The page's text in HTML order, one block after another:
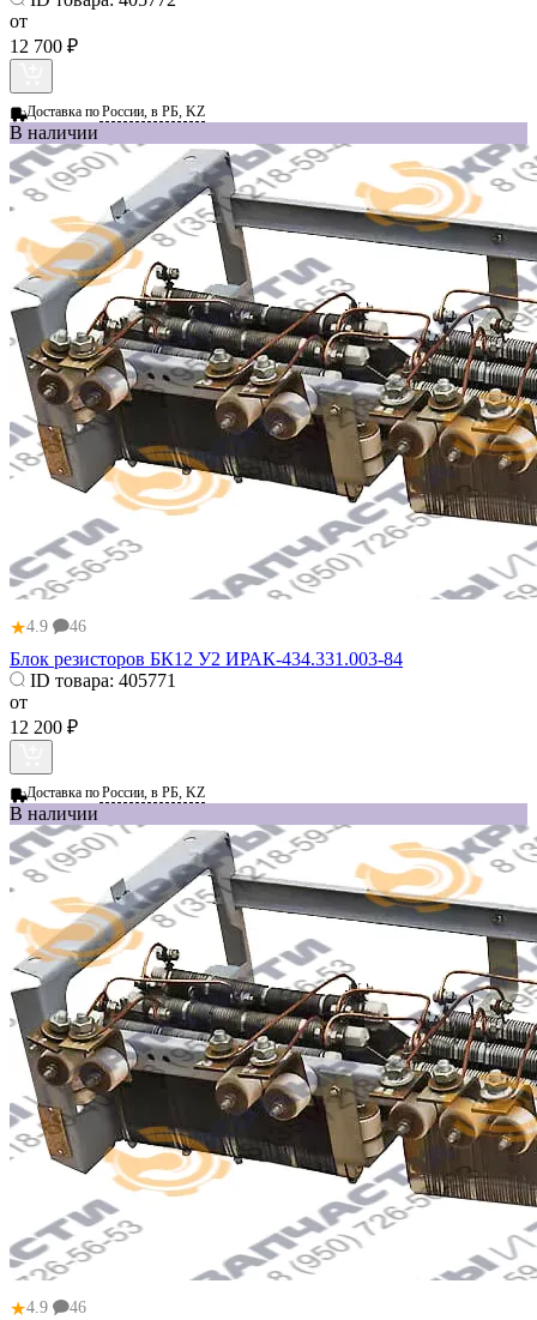
от
12 700 ₽
Доставка поРоссии, в РБ, KZ
В наличии
★4.9 46
Блок резисторов БК12 У2 ИРАК-434.331.003-84
ID товара: 405771
от
12 200 ₽
Доставка поРоссии, в РБ, KZ
В наличии
★4.9 46